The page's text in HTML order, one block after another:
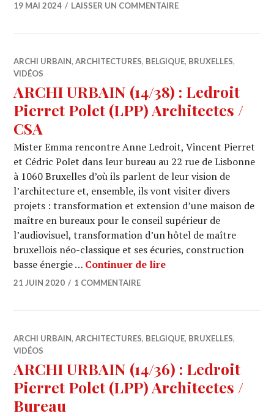
19 MAI 2024 LAISSER UN COMMENTAIRE
ARCHI URBAIN,ARCHITECTURES, BELGIQUE, BRUXELLES,
VIDÉOS
ARCHI URBAIN (14/38) : Ledroit
Pierret Polet (LPP) Architectes /
CSA
Mister Emma rencontre Anne Ledroit, Vincent Pierret
et Cédric Polet dans leur bureau au 22 rue de Lisbonne
à 1060 Bruxelles d’où ils parlent de leur vision de
l’architecture et, ensemble, ils vont visiter divers
projets : transformation et extension d’une maison de
maître en bureaux pour le conseil supérieur de
l’audiovisuel, transformation d’un hôtel de maître
bruxellois néo-classique et ses écuries, construction
basse énergie … Continuer de lireARCHI URBAIN (14/
21 JUIN 2020 1 COMMENTAIRE
ARCHI URBAIN,ARCHITECTURES, BELGIQUE, BRUXELLES,
VIDÉOS
ARCHI URBAIN (14/36) : Ledroit
Pierret Polet (LPP) Architectes /
Bureau